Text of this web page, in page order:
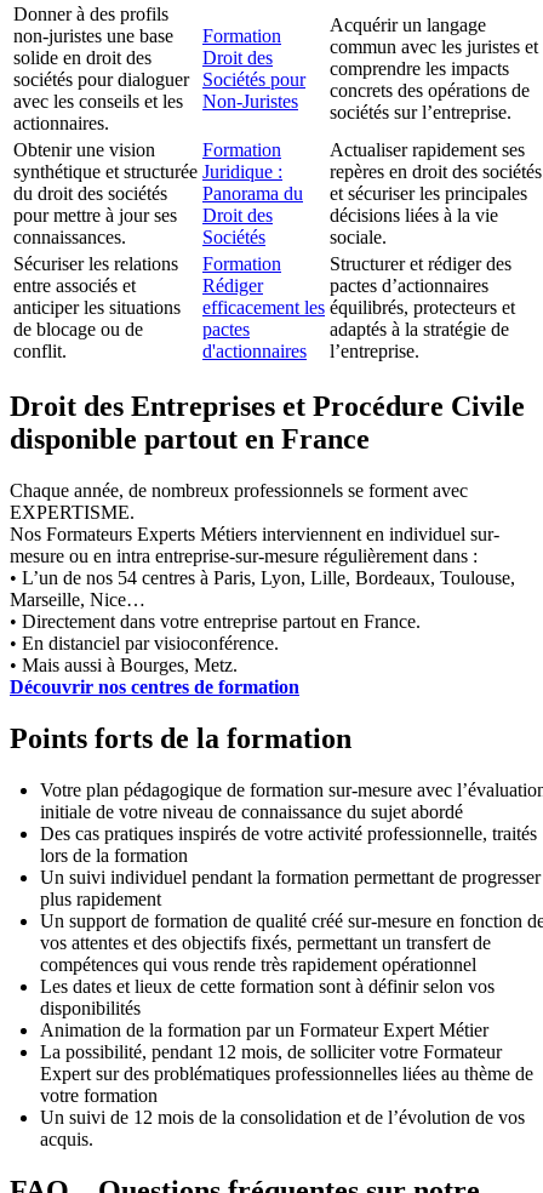
Donner à des profils
non-juristes une base
solide en droit des
sociétés pour dialoguer
avec les conseils et les
actionnaires.
Formation
Droit des
Sociétés pour
Non-Juristes
Acquérir un langage
commun avec les juristes et
comprendre les impacts
concrets des opérations de
sociétés sur l’entreprise.
Obtenir une vision
synthétique et structurée
du droit des sociétés
pour mettre à jour ses
connaissances.
Formation
Juridique :
Panorama du
Droit des
Sociétés
Actualiser rapidement ses
repères en droit des sociétés
et sécuriser les principales
décisions liées à la vie
sociale.
Sécuriser les relations
entre associés et
anticiper les situations
de blocage ou de
conflit.
Formation
Rédiger
efficacement les
pactes
d'actionnaires
Structurer et rédiger des
pactes d’actionnaires
équilibrés, protecteurs et
adaptés à la stratégie de
l’entreprise.
Droit des Entreprises et Procédure Civile
disponible partout en France
Chaque année, de nombreux professionnels se forment avec
EXPERTISME.
Nos Formateurs Experts Métiers interviennent en individuel sur-
mesure ou en intra entreprise-sur-mesure régulièrement dans :
• L’un de nos 54 centres à Paris, Lyon, Lille, Bordeaux, Toulouse,
Marseille, Nice…
• Directement dans votre entreprise partout en France.
• En distanciel par visioconférence.
• Mais aussi à Bourges, Metz.
Découvrir nos centres de formation
Points forts de la formation
Votre plan pédagogique de formation sur-mesure avec
initiale de votre niveau de connaissance du sujet abordé
Des cas pratiques inspirés de votre activité professionnelle, traités
lors de la formation
Un suivi individuel pendant la formation permettant de progresser
plus rapidement
Un support de formation de qualité créé sur-mesure en fonction
vos attentes et des objectifs fixés, permettant un transfert de
compétences qui vous rende très rapidement opérationnel
Les dates et lieux de cette formation sont à définir selon vos
disponibilités
Animation de la formation par un Formateur Expert Métier
La possibilité, pendant 12 mois, de solliciter votre Formateur
Expert sur des problématiques professionnelles liées au thème de
votre formation
Un suivi de 12 mois de la consolidation et de l’évolution de vos
acquis.